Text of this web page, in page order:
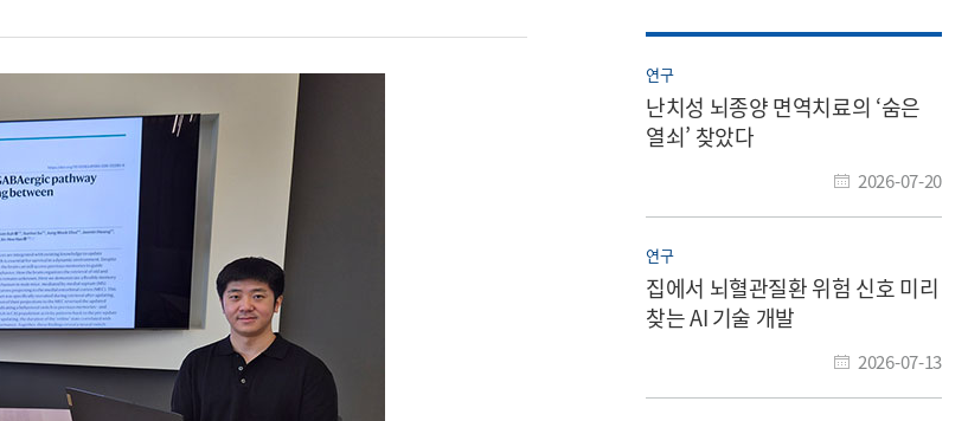
연구
난치성 뇌종양 면역치료의 ‘숨은
열쇠’ 찾았다
2026-07-20
연구
집에서 뇌혈관질환 위험 신호 미리
찾는 AI 기술 개발
2026-07-13